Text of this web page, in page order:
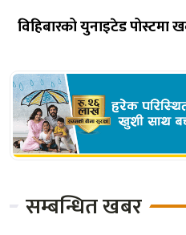
विहिबारको युनाइटेड पोस्टमा
सम्बन्धित खबर